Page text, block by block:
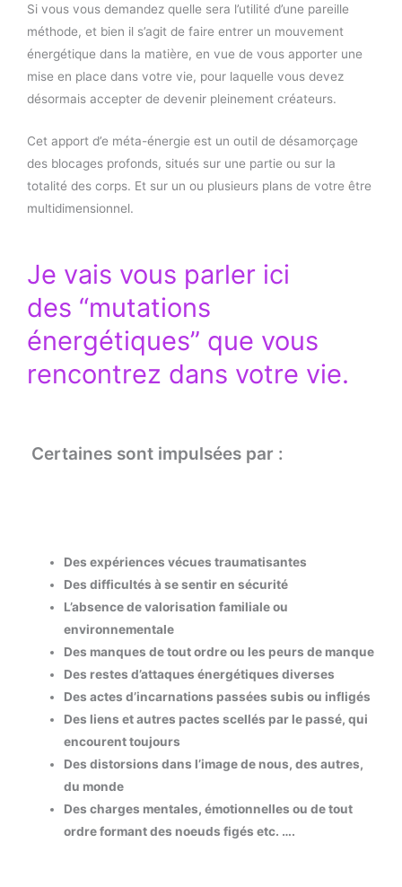
Si vous vous demandez quelle sera l’utilité d’une pareille
méthode, et bien il s’agit de faire entrer un mouvement
énergétique dans la matière, en vue de vous apporter une
mise en place dans votre vie, pour laquelle vous devez
désormais accepter de devenir pleinement créateurs.
Cet apport d’e méta-énergie est un outil de désamorçage
des blocages profonds, situés sur une partie ou sur la
totalité des corps. Et sur un ou plusieurs plans de votre être
multidimensionnel.
Je vais vous parler ici
des “mutations
énergétiques” que vous
rencontrez dans votre vie.
Certaines sont impulsées par :
Des expériences vécues traumatisantes
Des difficultés à se sentir en sécurité
L’absence de valorisation familiale ou
environnementale
Des manques de tout ordre ou les peurs de manque
Des restes d’attaques énergétiques diverses
Des actes d’incarnations passées subis ou infligés
Des liens et autres pactes scellés par le passé, qui
encourent toujours
Des distorsions dans l’image de nous, des autres,
du monde
Des charges mentales, émotionnelles ou de tout
ordre formant des noeuds figés etc. ….